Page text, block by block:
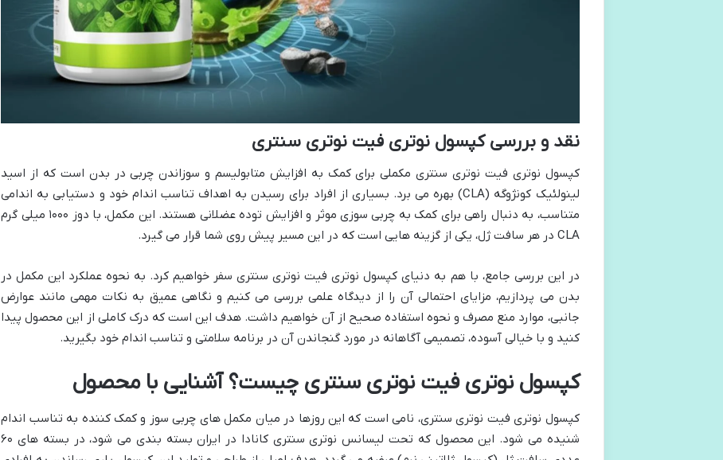
نقد و بررسی کپسول نوتری فیت نوتری سنتری
کپسول نوتری فیت نوتری سنتری مکملی برای کمک به افزایش متابولیسم و سوزاندن چربی در بدن است که از اسید
لینولئیک کونژوگه (CLA) بهره می برد. بسیاری از افراد برای رسیدن به اهداف تناسب اندام خود و دستیابی به اندامی
متناسب، به دنبال راهی برای کمک به چربی سوزی موثر و افزایش توده عضلانی هستند. این مکمل، با دوز ۱۰۰۰ میلی گرم
CLA در هر سافت ژل، یکی از گزینه هایی است که در این مسیر پیش روی شما قرار می گیرد.
در این بررسی جامع، با هم به دنیای کپسول نوتری فیت نوتری سنتری سفر خواهیم کرد. به نحوه عملکرد این مکمل در
بدن می پردازیم، مزایای احتمالی آن را از دیدگاه علمی بررسی می کنیم و نگاهی عمیق به نکات مهمی مانند عوارض
جانبی، موارد منع مصرف و نحوه استفاده صحیح از آن خواهیم داشت. هدف این است که درک کاملی از این محصول پیدا
کنید و با خیالی آسوده، تصمیمی آگاهانه در مورد گنجاندن آن در برنامه سلامتی و تناسب اندام خود بگیرید.
کپسول نوتری فیت نوتری سنتری چیست؟ آشنایی با محصول
کپسول نوتری فیت نوتری سنتری، نامی است که این روزها در میان مکمل های چربی سوز و کمک کننده به تناسب اندام
شنیده می شود. این محصول که تحت لیسانس نوتری سنتری کانادا در ایران بسته بندی می شود، در بسته های ۶۰